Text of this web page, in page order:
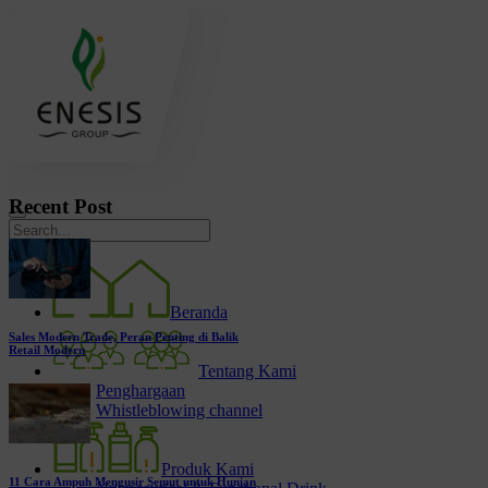
Beranda
Tentang Kami
Penghargaan
Whistleblowing channel
Produk Kami
Recent Post
Sales Modern Trade, Peran Penting di Balik
Retail Modern
11 Cara Ampuh Mengusir Semut untuk Hunian